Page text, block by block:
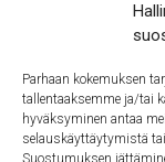
Parhaan kokemuksen
tallentaaksemme ja/tai
hyväksyminen antaa
selauskäyttäytymistä
Suostumuksen
Suomi